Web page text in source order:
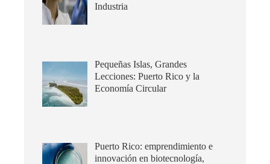
Industria
Pequeñas Islas, Grandes
Lecciones: Puerto Rico y la
Economía Circular
Puerto Rico: emprendimiento e
innovación en biotecnología,